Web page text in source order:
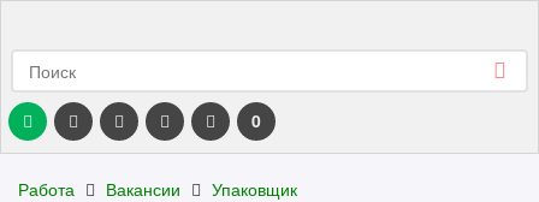
0
Работа Вакансии Упаковщик